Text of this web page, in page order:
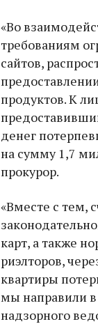
«Во
требованиям
сайтов,
продуктов. К
денег
на сумму 1,7
прокурор.
«Вместе с тем,
карт, а также
риэлторов,
квартиры
мы направили в
надзорного